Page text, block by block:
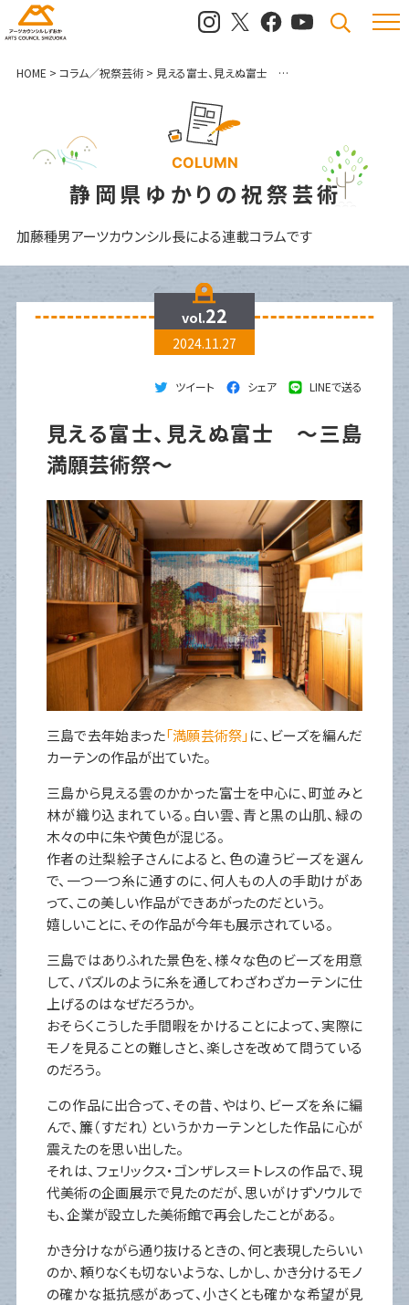
メニュ
検索
HOME > コラム／祝祭芸術> 見える富士、見えぬ富士 ～三島満願芸術祭～
COLUMN
静岡県ゆかりの祝祭芸術
加藤種男アーツカウンシル長による連載コラムです
ツイート シェア LINEで送る
vol.22
2024.11.27
見える富士、見えぬ富士 ～三島
満願芸術祭～
三島で去年始まった「満願芸術祭」に、ビーズを編んだ
カーテンの作品が出ていた。
三島から見える雲のかかった富士を中心に、町並みと
林が織り込まれている。白い雲、青と黒の山肌、緑の
木々の中に朱や黄色が混じる。
作者の辻梨絵子さんによると、色の違うビーズを選ん
で、一つ一つ糸に通すのに、何人もの人の手助けがあ
って、この美しい作品ができあがったのだという。
嬉しいことに、その作品が今年も展示されている。
三島ではありふれた景色を、様々な色のビーズを用意
して、パズルのように糸を通してわざわざカーテンに仕
上げるのはなぜだろうか。
おそらくこうした手間暇をかけることによって、実際に
モノを見ることの難しさと、楽しさを改めて問うている
のだろう。
この作品に出合って、その昔、やはり、ビーズを糸に編
んで、簾（すだれ）というかカーテンとした作品に心が
震えたのを思い出した。
それは、フェリックス・ゴンザレス＝トレスの作品で、現
代美術の企画展示で見たのだが、思いがけずソウルで
も、企業が設立した美術館で再会したことがある。
かき分けながら通り抜けるときの、何と表現したらいい
のか、頼りなくも切ないような、しかし、かき分けるモノ
の確かな抵抗感があって、小さくとも確かな希望が見